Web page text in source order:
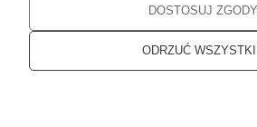
ODRZUĆ
DOSTOSUJ ZGODY